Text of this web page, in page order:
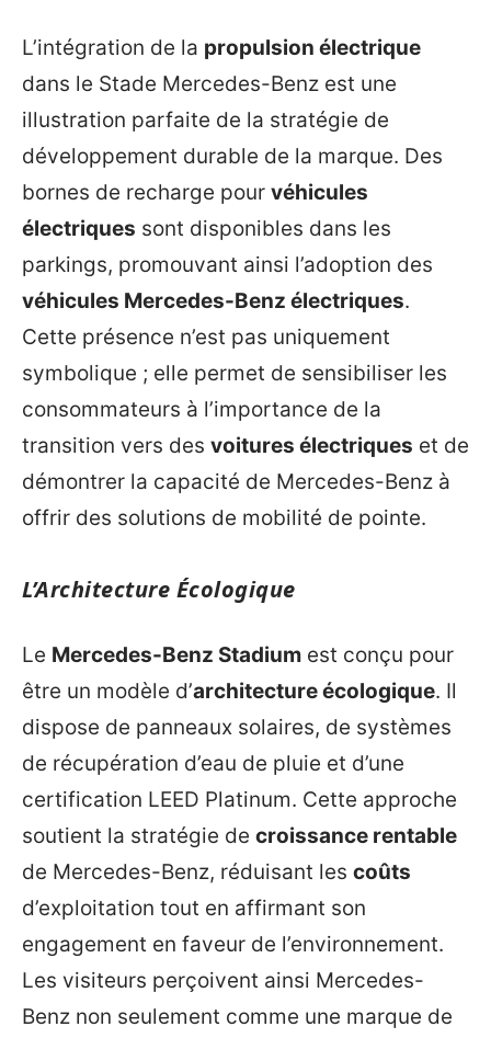
L’intégration de la propulsion électrique
dans le Stade Mercedes-Benz est une
illustration parfaite de la stratégie de
développement durable de la marque. Des
bornes de recharge pour véhicules
électriques sont disponibles dans les
parkings, promouvant ainsi l’adoption des
véhicules Mercedes-Benz électriques.
Cette présence n’est pas uniquement
symbolique ; elle permet de sensibiliser les
consommateurs à l’importance de la
transition vers des voitures électriques et de
démontrer la capacité de Mercedes-Benz à
offrir des solutions de mobilité de pointe.
L’Architecture Écologique
Le Mercedes-Benz Stadium est conçu pour
être un modèle d’architecture écologique. Il
dispose de panneaux solaires, de systèmes
de récupération d’eau de pluie et d’une
certification LEED Platinum. Cette approche
soutient la stratégie de croissance rentable
de Mercedes-Benz, réduisant les coûts
d’exploitation tout en affirmant son
engagement en faveur de l’environnement.
Les visiteurs perçoivent ainsi Mercedes-
Benz non seulement comme une marque de